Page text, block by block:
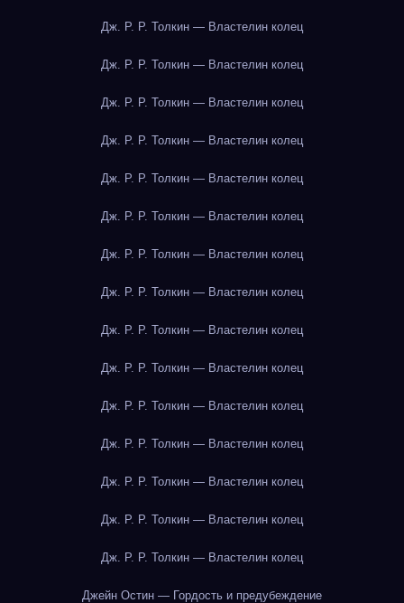
Дж. Р. Р. Толкин — Властелин колец
Дж. Р. Р. Толкин — Властелин колец
Дж. Р. Р. Толкин — Властелин колец
Дж. Р. Р. Толкин — Властелин колец
Дж. Р. Р. Толкин — Властелин колец
Дж. Р. Р. Толкин — Властелин колец
Дж. Р. Р. Толкин — Властелин колец
Дж. Р. Р. Толкин — Властелин колец
Дж. Р. Р. Толкин — Властелин колец
Дж. Р. Р. Толкин — Властелин колец
Дж. Р. Р. Толкин — Властелин колец
Дж. Р. Р. Толкин — Властелин колец
Дж. Р. Р. Толкин — Властелин колец
Дж. Р. Р. Толкин — Властелин колец
Дж. Р. Р. Толкин — Властелин колец
Джейн Остин — Гордость и предубеждение